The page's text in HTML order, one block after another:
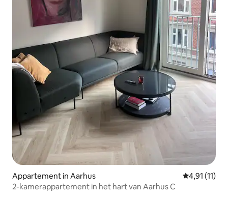
Appartement in Aarhus Gemiddelde
4,91 (11)
2-kamerappartement in het hart van Aarhus C